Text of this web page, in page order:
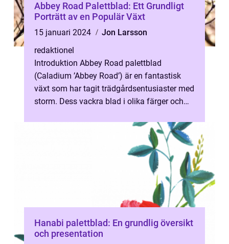
Abbey Road Palettblad: Ett Grundligt
Porträtt av en Populär Växt
15 januari 2024
Jon Larsson
redaktionel
Introduktion Abbey Road palettblad
(Caladium ’Abbey Road’) är en fantastisk
växt som har tagit trädgårdsentusiaster med
storm. Dess vackra blad i olika färger och
Hanabi palettblad: En grundlig översikt
och presentation